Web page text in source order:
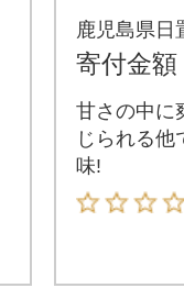
g×8本
㎏)
鹿児島県日
寄付金額
甘さの中に
じられる他
味!